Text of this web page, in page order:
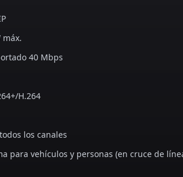
máx.
40 Mbps
H.264
los canales
para vehículos y personas (en cruce de